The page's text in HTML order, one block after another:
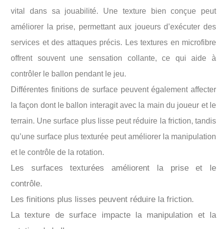
vital dans sa jouabilité. Une texture bien conçue peut
améliorer la prise, permettant aux joueurs d’exécuter des
services et des attaques précis. Les textures en microfibre
offrent souvent une sensation collante, ce qui aide à
contrôler le ballon pendant le jeu.
Différentes finitions de surface peuvent également affecter
la façon dont le ballon interagit avec la main du joueur et le
terrain. Une surface plus lisse peut réduire la friction, tandis
qu’une surface plus texturée peut améliorer la manipulation
et le contrôle de la rotation.
Les surfaces texturées améliorent la prise et le
contrôle.
Les finitions plus lisses peuvent réduire la friction.
La texture de surface impacte la manipulation et la